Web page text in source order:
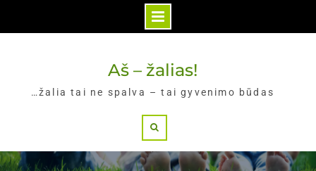
Aš – žalias!
…žalia tai ne spalva – tai gyvenimo būdas